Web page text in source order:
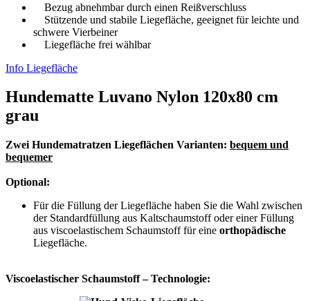
Bezug abnehmbar durch einen Reißverschluss
Stützende und stabile Liegefläche, geeignet für leichte und
schwere Vierbeiner
Liegefläche frei wählbar
Info Liegefläche
Hundematte Luvano Nylon 120x80 cm
grau
Zwei Hundematratzen Liegeflächen Varianten: bequem und
bequemer
Optional:
Für die Füllung der Liegefläche haben Sie die Wahl zwischen
der Standardfüllung aus Kaltschaumstoff oder einer Füllung
aus viscoelastischem Schaumstoff für eine orthopädische
Liegefläche.
Viscoelastischer Schaumstoff – Technologie: